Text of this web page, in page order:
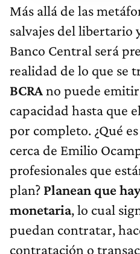
Más allá de las
salvajes del libertario
Banco Central será
realidad de lo que se
BCRAno puede emitir
capacidad hasta que
por completo. ¿Qué
cerca de Emilio
profesionales que
plan? Planean que
monetaria, lo cual
puedan contratar,
contratación o